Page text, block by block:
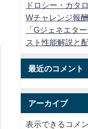
ドロシー・カタ
Wチャレンジ報
「Gジェネエタ
スト性能解説と
最近のコメント
アーカイブ
表示できるコメ